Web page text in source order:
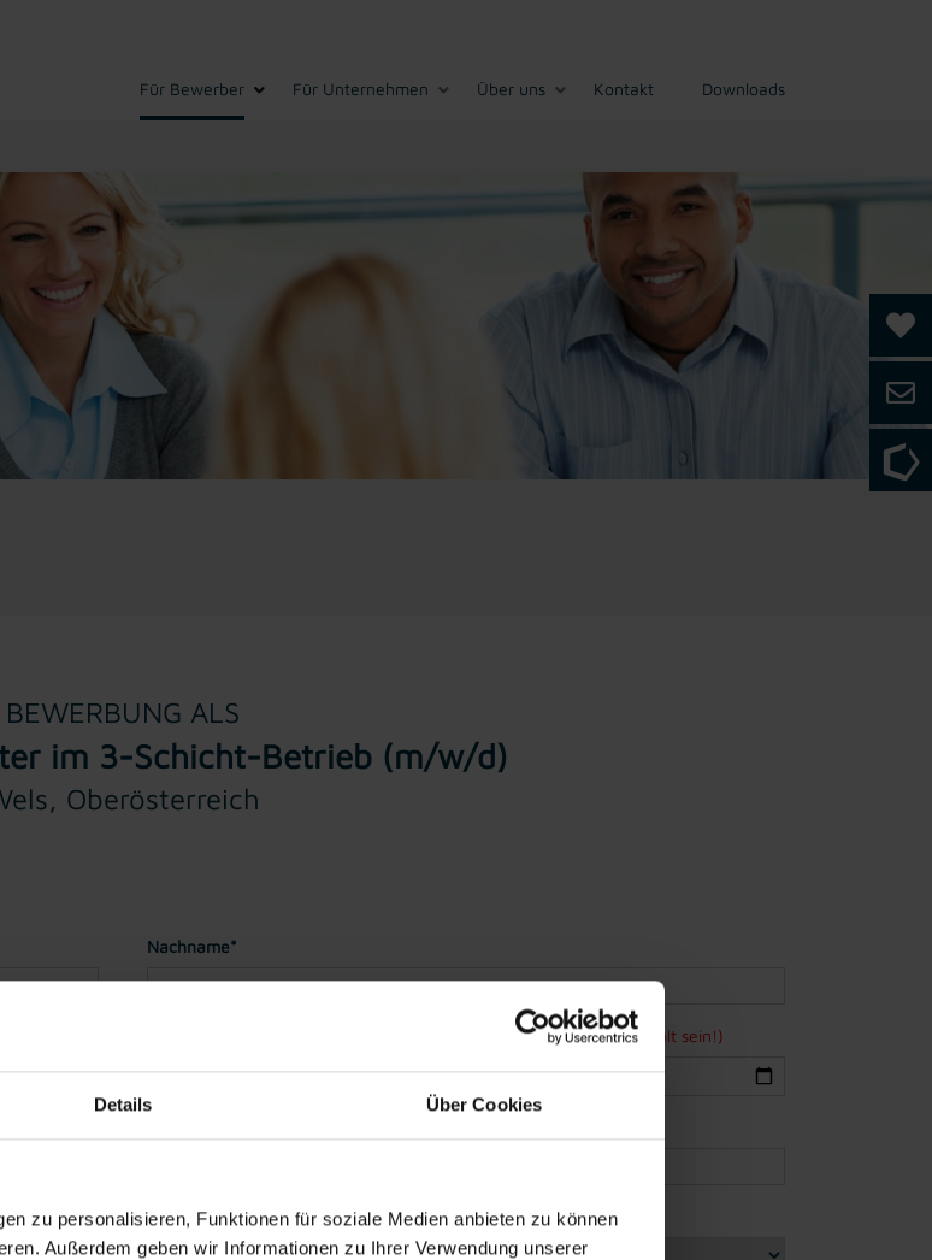
Details Über Cookies
zu personalisieren, Funktionen für soziale Medien anbieten zu können
Außerdem geben wir Informationen zu Ihrer Verwendung unserer
Für Bewerber Für Unternehmen Über uns Kontakt Downloads
BEWERBUNG ALS
im 3-Schicht-Betrieb (m/w/d)
Oberösterreich
Nachname*
(Sie müssen für eine Bewerbung mindestens 15 Jahre alt sein!)
Land*